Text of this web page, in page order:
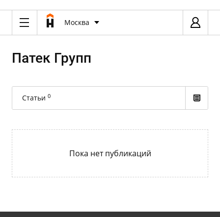
Москва
Патек Групп
Статьи 0
Пока нет публикаций